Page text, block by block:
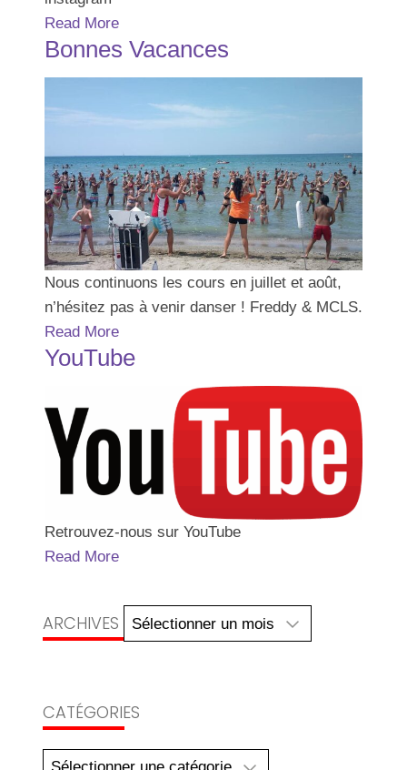
Read More
Bonnes Vacances
Nous continuons les cours en juillet et août,
n’hésitez pas à venir danser ! Freddy & MCLS.
Read More
YouTube
Retrouvez-nous sur YouTube
Read More
ARCHIVES
Archives
CATÉGORIES
Catégories